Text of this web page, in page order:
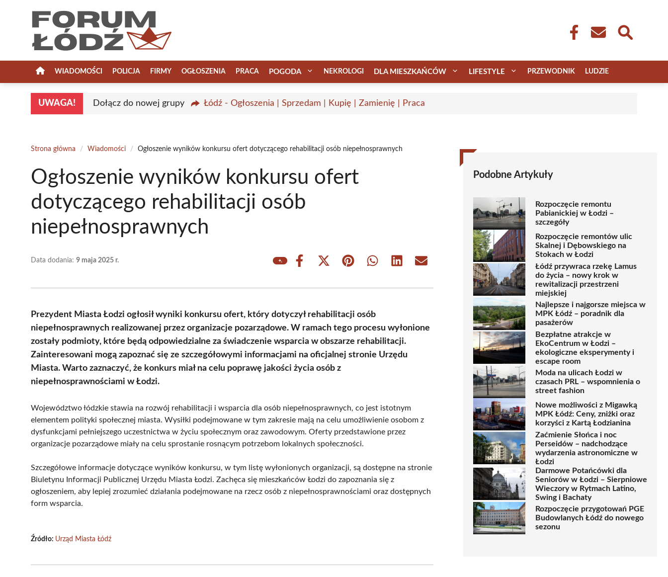
WIADOMOŚCI POLICJA FIRMY OGŁOSZENIA PRACA POGODA NEKROLOGI DLA MIESZKAŃCÓW LIFESTYLE PRZEWODNIK LUDZIE
UWAGA! Dołącz do nowej grupy Łódź - Ogłoszenia | Sprzedam | Kupię | Zamienię | Praca
Strona główna / Wiadomości / Ogłoszenie wyników konkursu ofert dotyczącego rehabilitacji osób niepełnosprawnych
Ogłoszenie wyników konkursu ofert
dotyczącego rehabilitacji osób
niepełnosprawnych
Data dodania: 9 maja 2025 r.
Share
Share
(Twitter)
Share Share Share Share
Prezydent Miasta Łodzi ogłosił wyniki konkursu ofert, który dotyczył rehabilitacji osób
niepełnosprawnych realizowanej przez organizacje pozarządowe. W ramach tego procesu wyłonione
zostały podmioty, które będą odpowiedzialne za świadczenie wsparcia w obszarze rehabilitacji.
Zainteresowani mogą zapoznać się ze szczegółowymi informacjami na oficjalnej stronie Urzędu
Miasta. Warto zaznaczyć, że konkurs miał na celu poprawę jakości życia osób z
niepełnosprawnościami w Łodzi.
Województwo łódzkie stawia na rozwój rehabilitacji i wsparcia dla osób niepełnosprawnych, co jest istotnym
elementem polityki społecznej miasta. Wysiłki podejmowane w tym zakresie mają na celu umożliwienie osobom z
dysfunkcjami pełniejszego uczestnictwa w życiu społecznym oraz zawodowym. Oferty przedstawione przez
organizacje pozarządowe miały na celu sprostanie rosnącym potrzebom lokalnych społeczności.
Szczegółowe informacje dotyczące wyników konkursu, w tym listę wyłonionych organizacji, są dostępne na stronie
Biuletynu Informacji Publicznej Urzędu Miasta Łodzi. Zachęca się mieszkańców Łodzi do zapoznania się z
ogłoszeniem, aby lepiej zrozumieć działania podejmowane na rzecz osób z niepełnosprawnościami oraz dostępnych
form wsparcia.
Źródło: Urząd Miasta Łódź
Podobne Artykuły
Rozpoczęcie remontu
Pabianickiej w Łodzi –
szczegóły
Rozpoczęcie remontów ulic
Skalnej i Dębowskiego na
Stokach w Łodzi
Łódź przywraca rzekę Lamus
do życia – nowy krok w
rewitalizacji przestrzeni
miejskiej
Najlepsze i najgorsze miejsca w
MPK Łódź – poradnik dla
pasażerów
Bezpłatne atrakcje w
EkoCentrum w Łodzi –
ekologiczne eksperymenty i
escape room
Moda na ulicach Łodzi w
czasach PRL – wspomnienia o
street fashion
Nowe możliwości z Migawką
MPK Łódź: Ceny, zniżki oraz
korzyści z Kartą Łodzianina
Zaćmienie Słońca i noc
Perseidów – nadchodzące
wydarzenia astronomiczne w
Łodzi
Darmowe Potańcówki dla
Seniorów w Łodzi – Sierpniowe
Wieczory w Rytmach Latino,
Swing i Bachaty
Rozpoczęcie przygotowań PGE
Budowlanych Łódź do nowego
sezonu